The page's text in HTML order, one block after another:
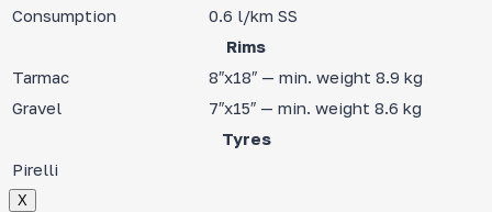
Consumption
0.6 l/km SS
Rims
Tarmac
8″x18″ — min. weight 8.9 kg
Gravel
7″x15″ — min. weight 8.6 kg
Tyres
Pirelli
Х